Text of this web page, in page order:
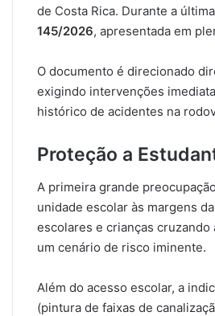
de Costa Rica. Durante a
145/2026, apresentada em
O documento é direcionado
exigindo intervenções
histórico de acidentes na
Proteção a
A primeira grande
unidade escolar às margens
escolares e crianças
um cenário de risco iminente.
Além do acesso escolar, a
(pintura de faixas de